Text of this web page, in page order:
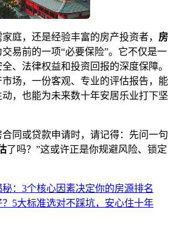
庭，还是经验丰富的房产投资者， 房
易前的一项“必要保险”。它不仅是一
、法律权益和投资回报的深度保障。
场，一份客观、专业的评估报告，能
，也能为未来数十年安居乐业打下坚
同或贷款申请时，请记得：先问一句
了吗？”这或许正是你规避风险、锁定
：3个核心因素决定你的房源排名
5大标准选对不踩坑，安心住十年